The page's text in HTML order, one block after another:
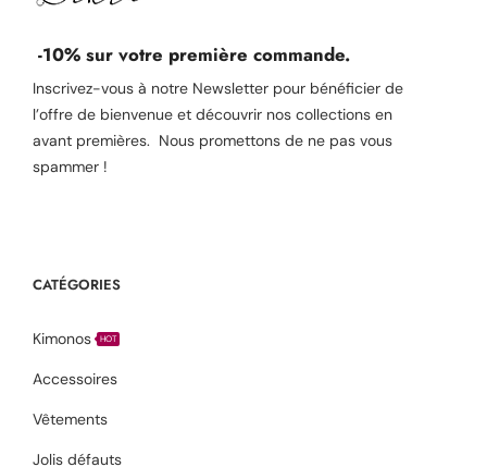
-10% sur votre première commande.
Inscrivez-vous à notre Newsletter pour bénéficier de
l’offre de bienvenue et découvrir nos collections en
avant premières. Nous promettons de ne pas vous
spammer !
CATÉGORIES
Kimonos HOT
Accessoires
Vêtements
Jolis défauts